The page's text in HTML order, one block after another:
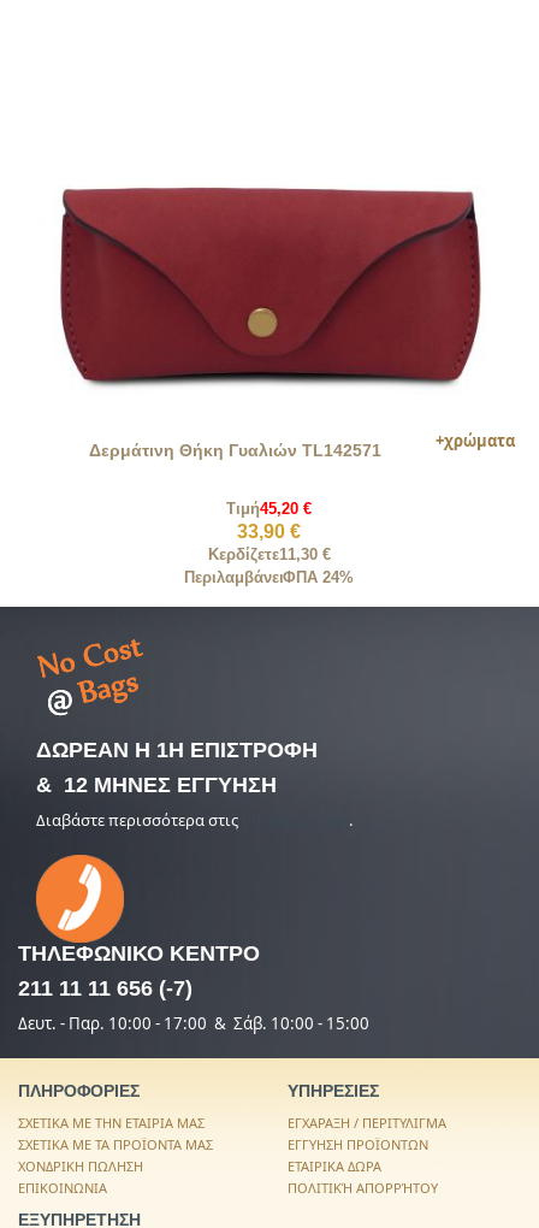
Δερμάτινη Θήκη Γυαλιών TL142571
Τιμή45,20 €
33,90 €
Κερδίζετε11,30 €
ΠεριλαμβάνειΦΠΑ 24%
ΔΩΡΕΑΝ Η 1Η ΕΠΙΣΤΡΟΦΗ
& 12 ΜΗΝΕΣ ΕΓΓΥΗΣΗ
Διαβάστε περισσότερα στις .
ΤΗΛΕΦΩΝΙΚΟ ΚΕΝΤΡΟ
211 11 11 656 (-7)
Δευτ. - Παρ. 10:00 - 17:00 & Σάβ. 10:00 - 15:00
ΠΛΗΡΟΦΟΡΙΕΣ
ΣΧΕΤΙΚΑ ΜΕ ΤΗΝ ΕΤΑΙΡΙΑ ΜΑΣ
ΣΧΕΤΙΚΑ ΜΕ ΤΑ ΠΡΟΪΟΝΤΑ ΜΑΣ
ΧΟΝΔΡΙΚΗ ΠΩΛΗΣΗ
ΕΠΙΚΟΙΝΩΝΙΑ
ΥΠΗΡΕΣΙΕΣ
ΕΓΧΑΡΑΞΗ / ΠΕΡΙΤΥΛΙΓΜΑ
ΕΓΓΥΗΣΗ ΠΡΟΪΟΝΤΩΝ
ΕΤΑΙΡΙΚΑ ΔΩΡΑ
ΠΟΛΙΤΙΚΉ ΑΠΟΡΡΉΤΟΥ
ΕΞΥΠΗΡΕΤΗΣΗ